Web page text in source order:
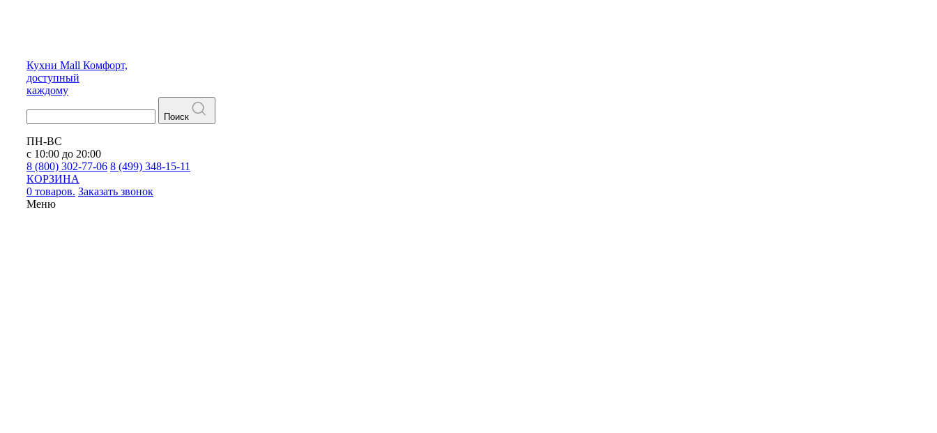
Кухни Mall Комфорт,
доступный
каждому
Поиск
ПН-ВС
с 10:00 до 20:00
8 (800) 302-77-06 8 (499) 348-15-11
КОРЗИНА
0 товаров. Заказать звонок
Меню